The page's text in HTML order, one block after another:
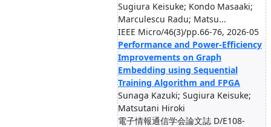
Sugiura Keisuke; Kondo Masaaki;
Marculescu Radu; Matsu...
IEEE Micro/46(3)/pp.66-76, 2026-05
Performance and Power-Efficiency
Improvements on Graph
Embedding using Sequential
Training Algorithm and FPGA
Sunaga Kazuki; Sugiura Keisuke;
Matsutani Hiroki
電子情報通信学会論文誌 D/E108-